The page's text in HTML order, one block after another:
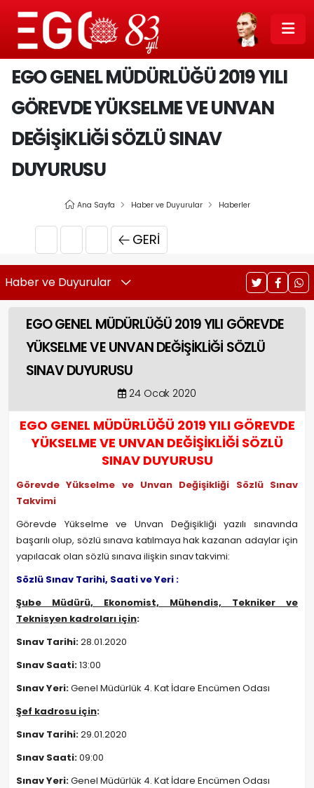
EGO GENEL MÜDÜRLÜĞÜ 2019 YILI
GÖREVDE YÜKSELME VE UNVAN
DEĞİŞİKLİĞİ SÖZLÜ SINAV
DUYURUSU
Ana Sayfa Haber ve Duyurular Haberler
GERI
Haber ve Duyurular
EGO GENEL MÜDÜRLÜĞÜ 2019 YILI GÖREVDE
YÜKSELME VE UNVAN DEĞİŞİKLİĞİ SÖZLÜ
SINAV DUYURUSU
24 Ocak 2020
EGO GENEL MÜDÜRLÜĞÜ 2019 YILI GÖREVDE
YÜKSELME VE UNVAN DEĞİŞİKLİĞİ SÖZLÜ
SINAV DUYURUSU
Görevde Yükselme ve Unvan Değişikliği Sözlü Sınav
Takvimi
Görevde Yükselme ve Unvan Değişikliği yazılı sınavında
başarılı olup, sözlü sınava katılmaya hak kazanan adaylar için
yapılacak olan sözlü sınava ilişkin sınav takvimi:
Sözlü Sınav Tarihi, Saati ve Yeri :
Şube Müdürü, Ekonomist, Mühendis, Tekniker ve
Teknisyen kadroları için:
Sınav Tarihi:28.01.2020
Sınav Saati:13:00
Sınav Yeri:Genel Müdürlük 4. Kat İdare Encümen Odası
Şef kadrosu için:
Sınav Tarihi:29.01.2020
Sınav Saati:09:00
Sınav Yeri:Genel Müdürlük 4. Kat İdare Encümen Odası